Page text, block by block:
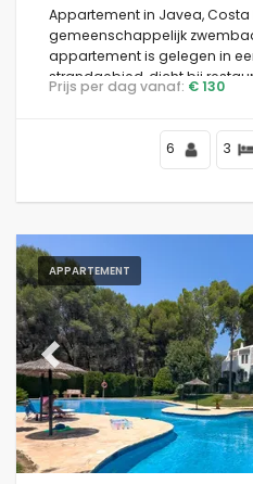
Appartement in Javea,
gemeenschappelijk
appartement is gelegen in
strandgebied, dicht bij
supermarkten, en op 100 m
Prijs per dag vanaf: € 130
6 3
APPARTEMENT
Previous